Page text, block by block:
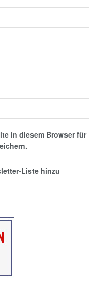
in diesem Browser für
Liste hinzu